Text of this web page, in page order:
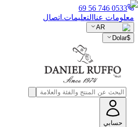
0533 746 56 69
معلومات عنا التعليمات. اتصال
AR
$
Dolar
حسابي